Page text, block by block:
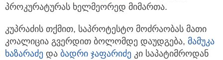
პროკურატურას ხელმეორედ მიმართა.
კუპრაძის თქმით, საპროტესტო მოძრაობას მათი
კოალიცია გვერდით ბოლომდე დაუდგება, მამუკა
ხაზარაძე და ბადრი ჯაფარიძე კი საპატიმროდან